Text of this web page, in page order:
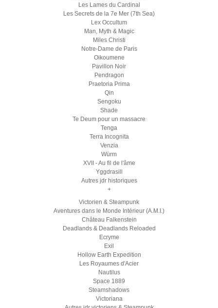
Les Lames du Cardinal
Les Secrets de la 7e Mer (7th Sea)
Lex Occultum
Man, Myth & Magic
Miles Christi
Notre-Dame de Paris
Oikoumene
Pavillon Noir
Pendragon
Praetoria Prima
Qin
Sengoku
Shade
Te Deum pour un massacre
Tenga
Terra Incognita
Venzia
Würm
XVII - Au fil de l'âme
Yggdrasill
Autres jdr historiques
+
Victorien & Steampunk
Aventures dans le Monde Intérieur (A.M.I.)
Château Falkenstein
Deadlands & Deadlands Reloaded
Ecryme
Exil
Hollow Earth Expedition
Les Royaumes d'Acier
Nautilus
Space 1889
Steamshadows
Victoriana